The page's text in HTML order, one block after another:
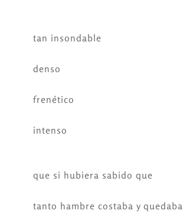
tan insondable
denso
frenético
intenso
que si hubiera sabido que
tanto hambre costaba y quedaba